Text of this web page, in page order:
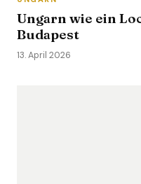
Ungarn wie ein
Budapest
13. April 2026